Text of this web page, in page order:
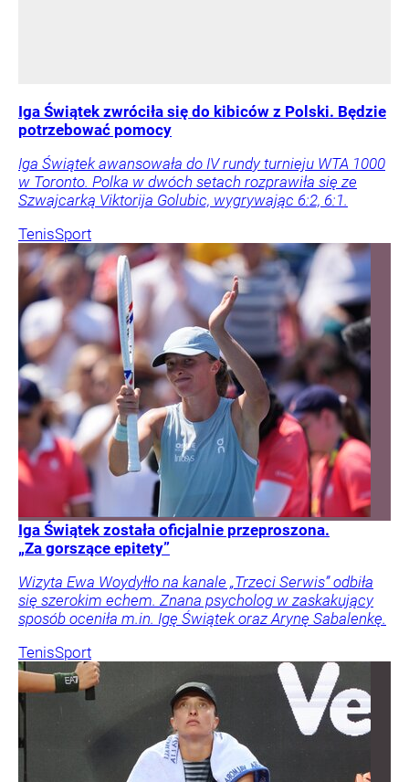
Iga Świątek zwróciła się do kibiców z Polski. Będzie
potrzebować pomocy
Iga Świątek awansowała do IV rundy turnieju WTA 1000
w Toronto. Polka w dwóch setach rozprawiła się ze
Szwajcarką Viktorija Golubic, wygrywając 6:2, 6:1.
TenisSport
Iga Świątek została oficjalnie przeproszona.
„Za gorszące epitety”
Wizyta Ewa Woydyłło na kanale „Trzeci Serwis” odbiła
się szerokim echem. Znana psycholog w zaskakujący
sposób oceniła m.in. Igę Świątek oraz Arynę Sabalenkę.
TenisSport